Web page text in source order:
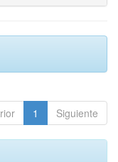
1 Siguiente